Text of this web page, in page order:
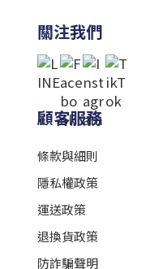
關注我們
顧客服務
條款與細則
隱私權政策
運送政策
退換貨政策
防詐騙聲明